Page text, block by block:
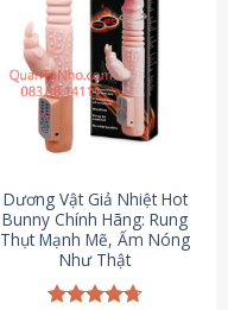
Dương Vật Giả Nhiệt Hot
Bunny Chính Hãng: Rung
Thụt Mạnh Mẽ, Ấm Nóng
Như Thật